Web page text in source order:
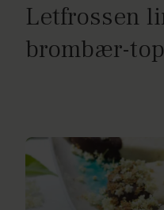
Letfrossen
brombær-